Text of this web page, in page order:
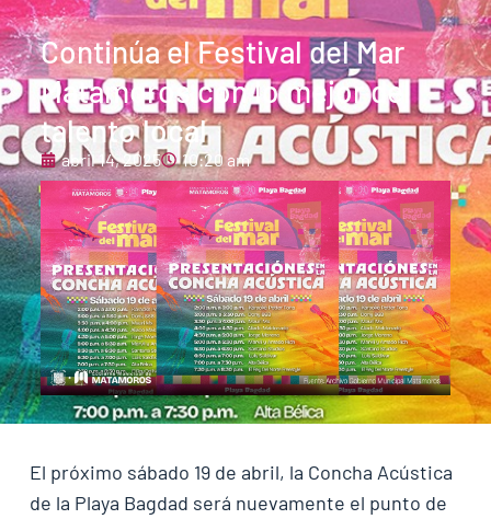
Continúa el Festival del Mar
Matamoros con lo mejor del
talento local
abril 14, 2025 10:20 am
El próximo sábado 19 de abril, la Concha Acústica
de la Playa Bagdad será nuevamente el punto de